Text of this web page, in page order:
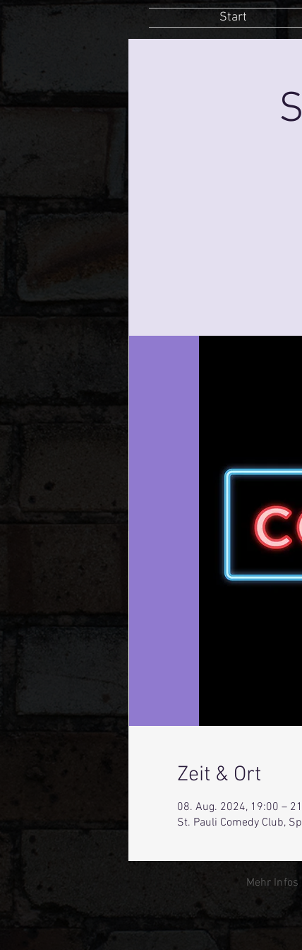
Start
Zeit & Ort
08. Aug. 2024, 19:00 –
St. Pauli Comedy Club,
Mehr Infos